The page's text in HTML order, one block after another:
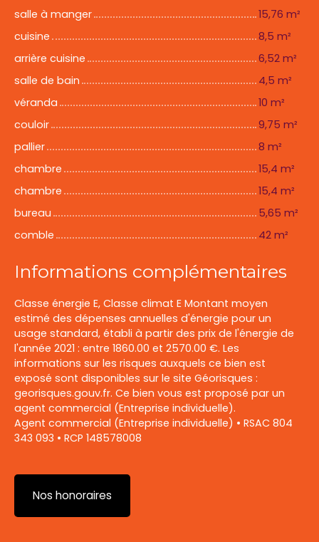
salle à manger
15,76 m²
cuisine
8,5 m²
arrière cuisine
6,52 m²
salle de bain
4,5 m²
véranda
10 m²
couloir
9,75 m²
pallier
8 m²
chambre
15,4 m²
chambre
15,4 m²
bureau
5,65 m²
comble
42 m²
Informations complémentaires
Classe énergie E, Classe climat E Montant moyen
estimé des dépenses annuelles d'énergie pour un
usage standard, établi à partir des prix de l'énergie de
l'année 2021 : entre 1860.00 et 2570.00 €. Les
informations sur les risques auxquels ce bien est
exposé sont disponibles sur le site Géorisques :
georisques.gouv.fr. Ce bien vous est proposé par un
agent commercial (Entreprise individuelle).
Agent commercial (Entreprise individuelle) • RSAC ‭804
343 093‬ • RCP 148578008
Nos honoraires